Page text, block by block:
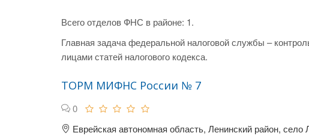
Всего отделов ФНС в районе: 1.
Главная задача федеральной налоговой службы –
лицами статей налогового кодекса.
ТОРМ МИФНС России № 7
0
Еврейская автономная область, Ленинский район,